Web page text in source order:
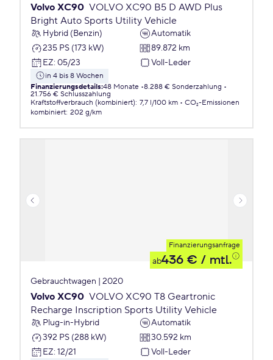
Volvo XC90 VOLVO XC90 B5 D AWD Plus
Bright Auto Sports Utility Vehicle
Hybrid (Benzin)
Automatik
235 PS (173 kW)
89.872 km
EZ: 05/23 Voll-Leder
in 4 bis 8 Wochen
Finanzierungsdetails:48 Monate 8.288 € Sonderzahlung
21.756 € Schlusszahlung
Kraftstoffverbrauch (kombiniert): 7,7 l/100 km
CO₂-Emissionen
kombiniert: 202 g/km
Finanzierungsanfrage
ab436 € / mtl.
Gebrauchtwagen | 2020
Volvo XC90 VOLVO XC90 T8 Geartronic
Recharge Inscription Sports Utility Vehicle
Plug-in-Hybrid
Automatik
392 PS (288 kW)
30.592 km
EZ: 12/21 Voll-Leder